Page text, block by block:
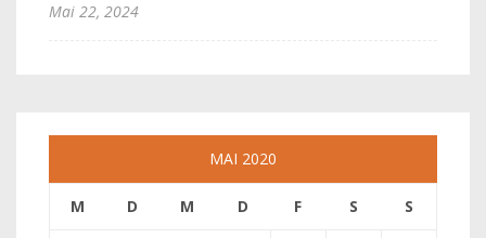
Mai 22, 2024
MAI 2020
M D M D F S S